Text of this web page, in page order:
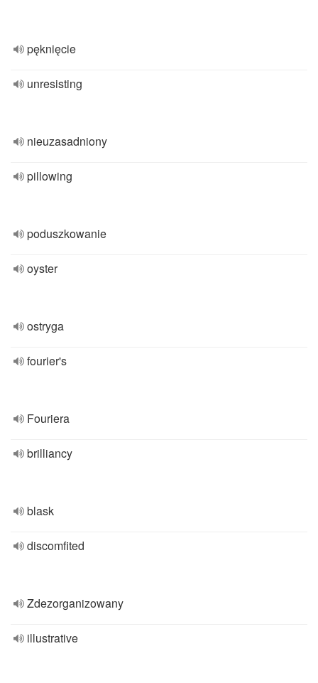
pęknięcie
unresisting
nieuzasadniony
pillowing
poduszkowanie
oyster
ostryga
fourier's
Fouriera
brilliancy
blask
discomfited
Zdezorganizowany
illustrative